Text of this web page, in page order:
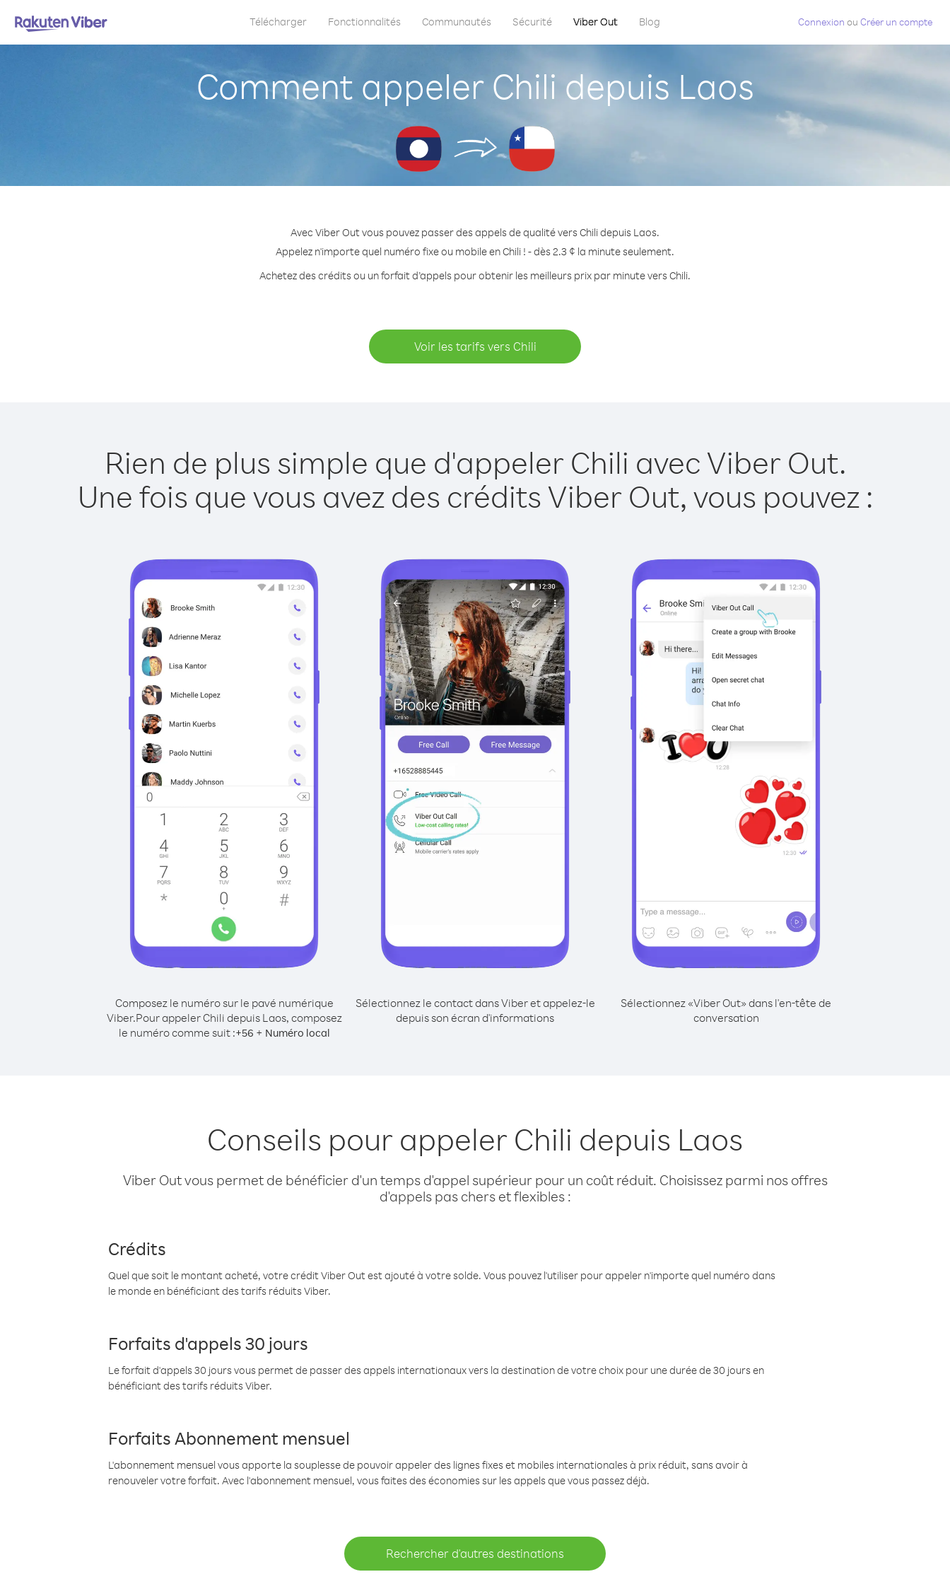
Télécharger Fonctionnalités Communautés Sécurité Viber Out Blog Connexion ou Créer un compte
Comment appeler Chili depuis Laos
Avec Viber Out vous pouvez passer des appels de qualité vers Chili depuis Laos.
Appelez n'importe quel numéro fixe ou mobile en Chili ! - dès 2.3 ¢ la minute seulement.
Achetez des crédits ou un forfait d’appels pour obtenir les meilleurs prix par minute vers Chili.
Voir les tarifs vers Chili
Rien de plus simple que d'appeler Chili avec Viber Out.
Une fois que vous avez des crédits Viber Out, vous pouvez :
Composez le numéro sur le pavé numérique
Viber.Pour appeler Chili depuis Laos, composez
le numéro comme suit :+56 + Numéro local
Sélectionnez le contact dans Viber et appelez-le
depuis son écran d'informations
Sélectionnez «Viber Out» dans l'en-tête de
conversation
Conseils pour appeler Chili depuis Laos
Viber Out vous permet de bénéficier d'un temps d'appel supérieur pour un coût réduit. Choisissez parmi nos offres
d'appels pas chers et flexibles :
Crédits
Quel que soit le montant acheté, votre crédit Viber Out est ajouté à votre solde. Vous pouvez l'utiliser pour appeler n'importe quel numéro dans
le monde en bénéficiant des tarifs réduits Viber.
Forfaits d'appels 30 jours
Le forfait d'appels 30 jours vous permet de passer des appels internationaux vers la destination de votre choix pour une durée de 30 jours en
bénéficiant des tarifs réduits Viber.
Forfaits Abonnement mensuel
L'abonnement mensuel vous apporte la souplesse de pouvoir appeler des lignes fixes et mobiles internationales à prix réduit, sans avoir à
renouveler votre forfait. Avec l'abonnement mensuel, vous faites des économies sur les appels que vous passez déjà.
Rechercher d'autres destinations